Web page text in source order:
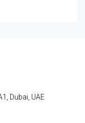
Dubai, UAE